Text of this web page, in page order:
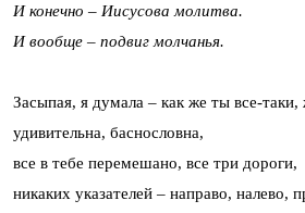
И конечно – Иисусова молитва.
И вообще – подвиг молчанья.
Засыпая, я думала – как же ты все-таки,
удивительна, баснословна,
все в тебе перемешано, все три дороги,
никаких указателей – направо, налево,